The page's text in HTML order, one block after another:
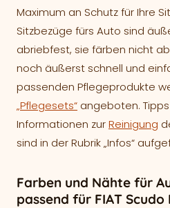
Maximum an Schutz für Ihre
Sitzbezüge fürs Auto sind
abriebfest, sie färben nicht
noch äußerst schnell und
passenden Pflegeprodukte
„Pflegesets“ angeboten.
Informationen zurReinigung
sind in der Rubrik „Infos“
Farben und Nähte für
passend für FIAT Scudo